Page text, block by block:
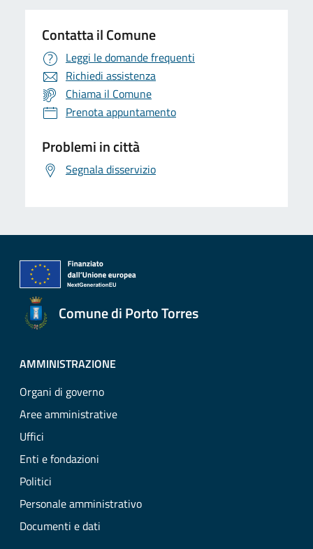
Contatta il Comune
Leggi le domande frequenti
Richiedi assistenza
Chiama il Comune
Prenota appuntamento
Problemi in città
Segnala disservizio
Comune di Porto Torres
AMMINISTRAZIONE
Organi di governo
Aree amministrative
Uffici
Enti e fondazioni
Politici
Personale amministrativo
Documenti e dati